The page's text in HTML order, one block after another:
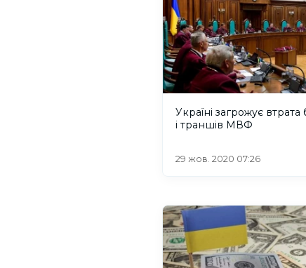
Україні загрожує втрата
і траншів МВФ
29 жов. 2020 07:26